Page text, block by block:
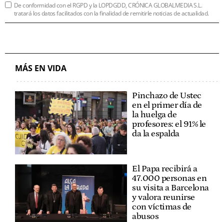
De conformidad con el RGPD y la LOPDGDD, CRÓNICA GLOBALMEDIA S.L.
tratará los datos facilitados con la finalidad de remitirle noticias de actualidad.
MÁS EN VIDA
Pinchazo de Ustec
en el primer día de
la huelga de
profesores: el 91% le
da la espalda
El Papa recibirá a
47.000 personas en
su visita a Barcelona
y valora reunirse
con víctimas de
abusos